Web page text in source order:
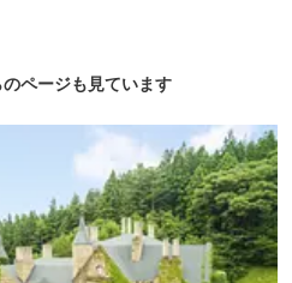
心を込めたくつ
の心でお迎えい
ページも見ています